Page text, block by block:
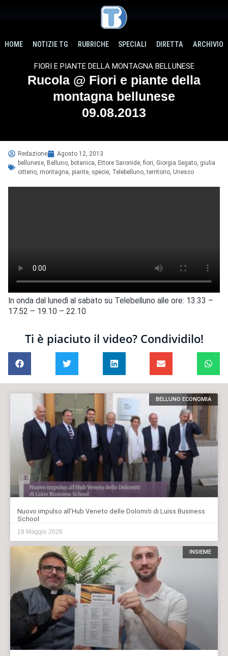
HOME NOTIZIE TG RUBRICHE SPECIALI DIRETTA ARCHIVIO
FIORI E PIANTE DELLA MONTAGNA BELLUNESE
Rucola @ Fiori e piante della
montagna bellunese
09.08.2013
Redazione
Agosto 12, 2013
bellunese Belluno botanica Ettore Saronide fiori Giorgia Segato giulia
citterio montagna piante specie Telebelluno ,territorio Unesco
In onda dal lunedì al sabato su Telebelluno alle ore: 13.33 –
17.52 – 19.10 – 22.10
Ti è piaciuto il video? Condividilo!
BELLUNO ECONOMIA
Nuovo impulso all’Hub Veneto delle Dolomiti di Luiss Business
School
18 Maggio 2026
INSIEME